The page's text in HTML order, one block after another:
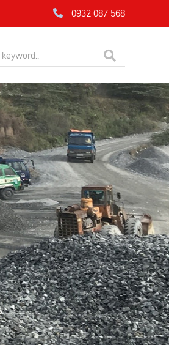
0932 087 568